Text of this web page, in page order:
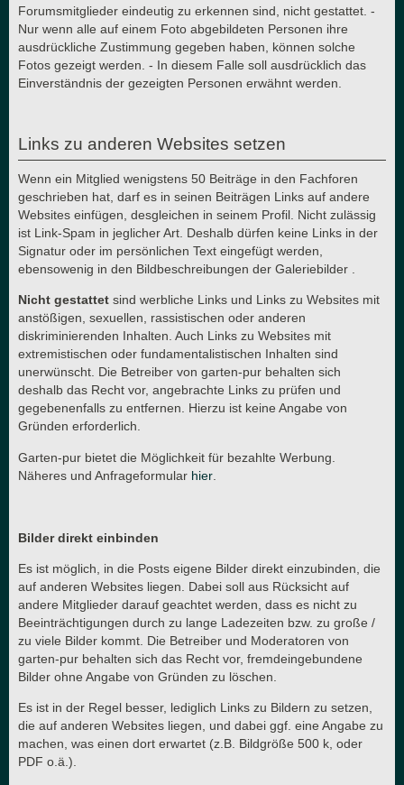
Forumsmitglieder eindeutig zu erkennen sind, nicht gestattet. -
Nur wenn alle auf einem Foto abgebildeten Personen ihre
ausdrückliche Zustimmung gegeben haben, können solche
Fotos gezeigt werden. - In diesem Falle soll ausdrücklich das
Einverständnis der gezeigten Personen erwähnt werden.
Links zu anderen Websites setzen
Wenn ein Mitglied wenigstens 50 Beiträge in den Fachforen
geschrieben hat, darf es in seinen Beiträgen Links auf andere
Websites einfügen, desgleichen in seinem Profil. Nicht zulässig
ist Link-Spam in jeglicher Art. Deshalb dürfen keine Links in der
Signatur oder im persönlichen Text eingefügt werden,
ebensowenig in den Bildbeschreibungen der Galeriebilder .
Nicht gestattet sind werbliche Links und Links zu Websites mit
anstößigen, sexuellen, rassistischen oder anderen
diskriminierenden Inhalten. Auch Links zu Websites mit
extremistischen oder fundamentalistischen Inhalten sind
unerwünscht. Die Betreiber von garten-pur behalten sich
deshalb das Recht vor, angebrachte Links zu prüfen und
gegebenenfalls zu entfernen. Hierzu ist keine Angabe von
Gründen erforderlich.
Garten-pur bietet die Möglichkeit für bezahlte Werbung.
Näheres und Anfrageformular hier
Bilder direkt einbinden
Es ist möglich, in die Posts eigene Bilder direkt einzubinden, die
auf anderen Websites liegen. Dabei soll aus Rücksicht auf
andere Mitglieder darauf geachtet werden, dass es nicht zu
Beeinträchtigungen durch zu lange Ladezeiten bzw. zu große /
zu viele Bilder kommt. Die Betreiber und Moderatoren von
garten-pur behalten sich das Recht vor, fremdeingebundene
Bilder ohne Angabe von Gründen zu löschen.
Es ist in der Regel besser, lediglich Links zu Bildern zu setzen,
die auf anderen Websites liegen, und dabei ggf. eine Angabe zu
machen, was einen dort erwartet (z.B. Bildgröße 500 k, oder
PDF o.ä.).